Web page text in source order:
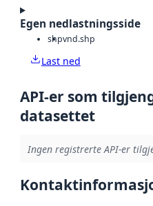
Egen nedlastningsside
shpvnd.shp
Last ned
API-er som
datasettet
Ingen registrerte API-er